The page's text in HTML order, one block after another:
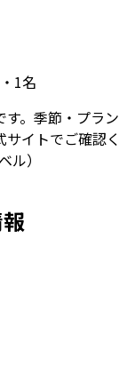
1名
。季節・プラン
イトでご確認く
ル）